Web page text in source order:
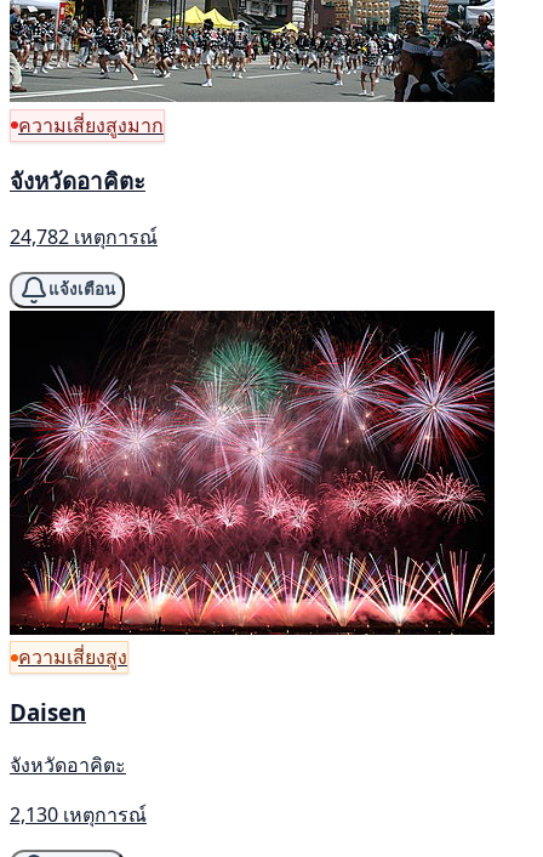
ความเสี่ยงสูงมาก
จังหวัดอาคิตะ
24,782 เหตุการณ์
แจ้งเตือน
ความเสี่ยงสูง
Daisen
จังหวัดอาคิตะ
2,130 เหตุการณ์